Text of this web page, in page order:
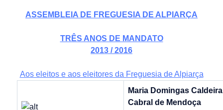
ASSEMBLEIA DE FREGUESIA DE ALPIARÇA
TRÊS ANOS DE MANDATO
2013 / 2016
Aos eleitos e aos eleitores da Freguesia de Alpiarça
Maria Domingas Caldeira
Cabral de Mendoça